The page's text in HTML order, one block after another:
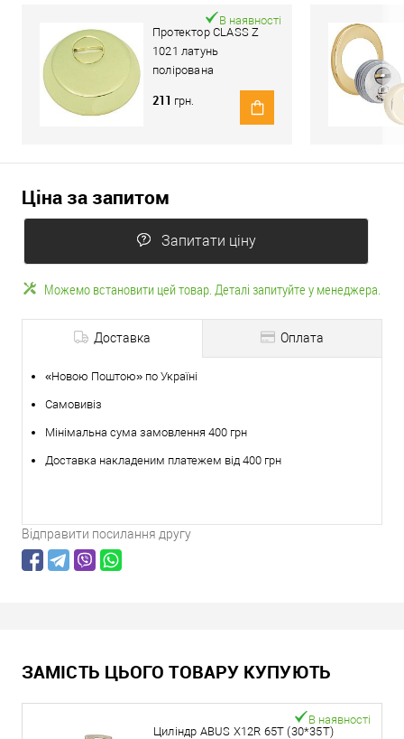
Протектор CLASS Z
1021 латунь
полірована
В наявності
211 грн.
Ціна за запитом
Запитати ціну
Можемо встановити цей товар. Деталі запитуйте у менеджера.
Доставка Оплата
«Новою Поштою» по Україні
Самовивіз
Мінімальна сума замовлення 400 грн
Доставка накладеним платежем від 400 грн
Відправити посилання другу
ЗАМІСТЬ ЦЬОГО ТОВАРУ КУПУЮТЬ
Циліндр ABUS X12R 65T (30*35T)
В наявності